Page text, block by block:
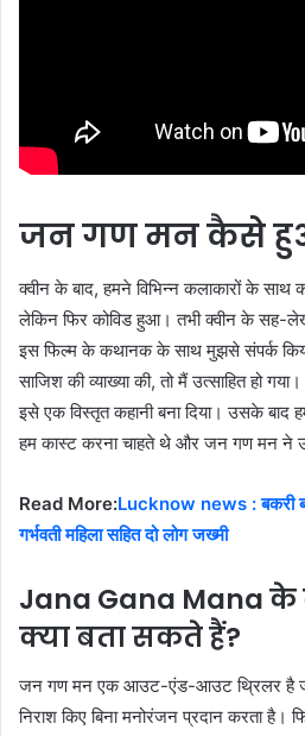
जन गण मन कैसे
क्वीन के बाद, हमने विभिन्न कलाकारों के साथ
लेकिन फिर कोविड हुआ। तभी क्वीन के सह-
इस फिल्म के कथानक के साथ मुझसे संपर्क
साजिश की व्याख्या की, तो मैं उत्साहित हो
इसे एक विस्तृत कहानी बना दिया। उसके
हम कास्ट करना चाहते थे और जन गण मन ने
Read More:Lucknow news : बकरी
गर्भवती महिला सहित दो लोग जख्मी
Jana Gana Mana
क्या बता सकते हैं?
जन गण मन एक आउट-एंड-आउट थ्रिलर है जो
निराश किए बिना मनोरंजन प्रदान करता है।